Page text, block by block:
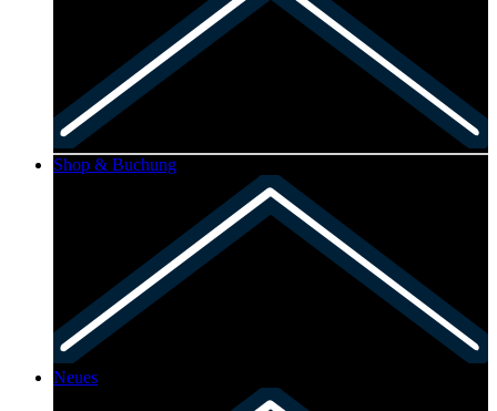
Shop & Buchung
Neues